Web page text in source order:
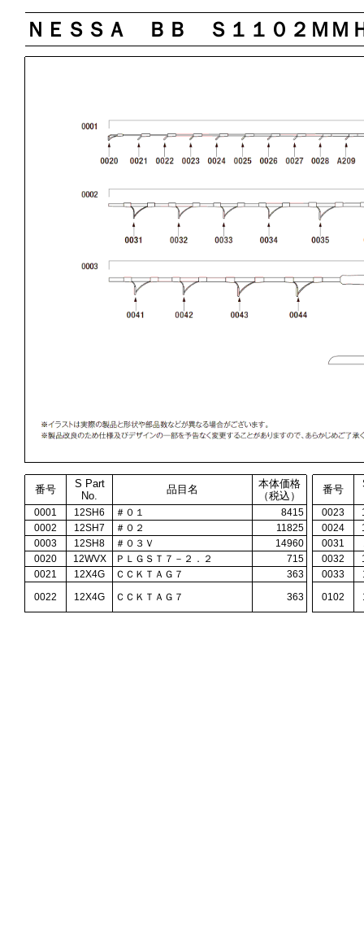
ＮＥＳＳＡ ＢＢ Ｓ１１０２ＭＭ
番号
S Part
No.
品目名
本体価格
（税込）
番号
0001 12SH6 ＃０１ 8415 0023
0002
12SH7 ＃０２ 11825 0024
0003
12SH8 ＃０３Ｖ 14960 0031
0020
12WVX ＰＬＧＳＴ７－２．２ 715 0032
0021
12X4G ＣＣＫＴＡＧ７ 363 0033
0022
12X4G ＣＣＫＴＡＧ７ 363 0102